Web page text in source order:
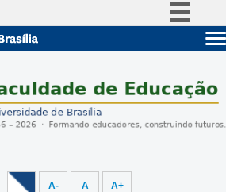
Participe
Acesso à informação
Estude na UnB
Graduação
Pós-Graduação
A- A A+